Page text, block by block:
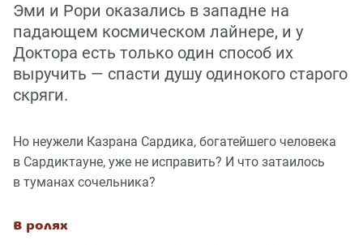
Эми и Рори оказались в западне на
падающем космическом лайнере, и у
Доктора есть только один способ их
выручить — спасти душу одинокого старого
скряги.
Но неужели Казрана Сардика, богатейшего человека
в Сардиктауне, уже не исправить? И что затаилось
в туманах сочельника?
В ролях